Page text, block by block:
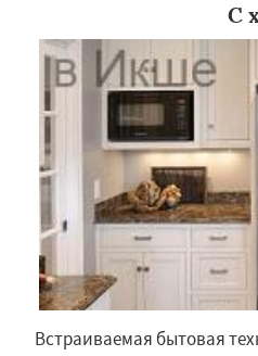
С
Встраиваемая бытовая